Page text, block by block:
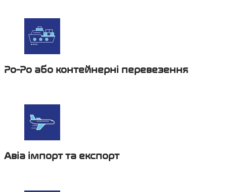
Ро-Ро або контейнерні перевезення
Авіа імпорт та експорт